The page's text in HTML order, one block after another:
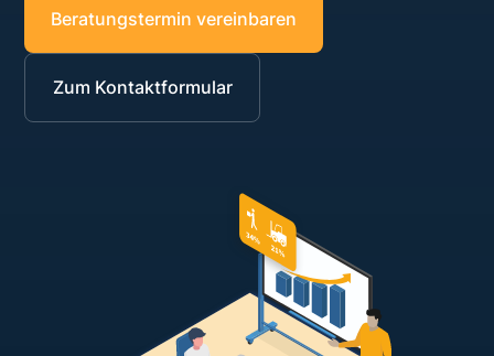
Beratungstermin vereinbaren
Zum Kontaktformular